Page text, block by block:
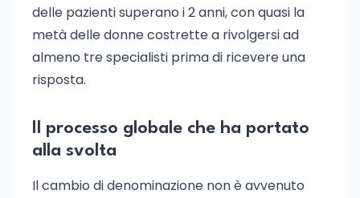
delle pazienti superano i 2 anni, con quasi la
metà delle donne costrette a rivolgersi ad
almeno tre specialisti prima di ricevere una
risposta.
Il processo globale che ha portato
alla svolta
Il cambio di denominazione non è avvenuto